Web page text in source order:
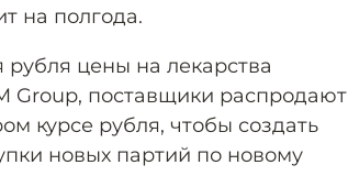
на полгода.
цены на лекарства
Group, поставщики распродают
курсе рубля, чтобы создать
новых партий по новому